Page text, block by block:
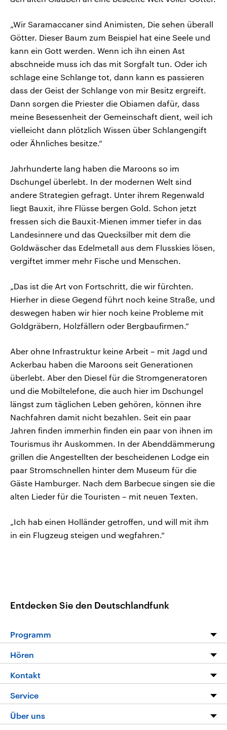
„Wir Saramaccaner sind Animisten, Die sehen überall
Götter. Dieser Baum zum Beispiel hat eine Seele und
kann ein Gott werden. Wenn ich ihn einen Ast
abschneide muss ich das mit Sorgfalt tun. Oder ich
schlage eine Schlange tot, dann kann es passieren
dass der Geist der Schlange von mir Besitz ergreift.
Dann sorgen die Priester die Obiamen dafür, dass
meine Besessenheit der Gemeinschaft dient, weil ich
vielleicht dann plötzlich Wissen über Schlangengift
oder Ähnliches besitze.“
Jahrhunderte lang haben die Maroons so im
Dschungel überlebt. In der modernen Welt sind
andere Strategien gefragt. Unter ihrem Regenwald
liegt Bauxit, ihre Flüsse bergen Gold. Schon jetzt
fressen sich die Bauxit-Mienen immer tiefer in das
Landesinnere und das Quecksilber mit dem die
Goldwäscher das Edelmetall aus dem Flusskies lösen,
vergiftet immer mehr Fische und Menschen.
„Das ist die Art von Fortschritt, die wir fürchten.
Hierher in diese Gegend führt noch keine Straße, und
deswegen haben wir hier noch keine Probleme mit
Goldgräbern, Holzfällern oder Bergbaufirmen.“
Aber ohne Infrastruktur keine Arbeit – mit Jagd und
Ackerbau haben die Maroons seit Generationen
überlebt. Aber den Diesel für die Stromgeneratoren
und die Mobiltelefone, die auch hier im Dschungel
längst zum täglichen Leben gehören, können ihre
Nachfahren damit nicht bezahlen. Seit ein paar
Jahren finden immerhin finden ein paar von ihnen im
Tourismus ihr Auskommen. In der Abenddämmerung
grillen die Angestellten der bescheidenen Lodge ein
paar Stromschnellen hinter dem Museum für die
Gäste Hamburger. Nach dem Barbecue singen sie die
alten Lieder für die Touristen – mit neuen Texten.
„Ich hab einen Holländer getroffen, und will mit ihm
in ein Flugzeug steigen und wegfahren.“
Entdecken Sie den Deutschlandfunk
Programm
Programm
Die Nachrichten
Nachrichtenleicht
Neue Beiträge auf dlf.de
Hören
Livestream
Podcasts
Deutschlandfunk App
Kontakt
Hörerservice
Service
FAQ
Über uns